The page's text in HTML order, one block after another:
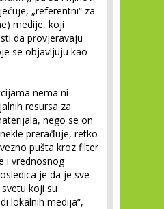
„referentni“ za
medije, koji
da provjeravaju
se objavljuju kao
nema ni
resursa za
nego se on
prerađuje, retko
pušta kroz filter
i vrednosnog
je da je sve
koji su
lokalnih medija“,